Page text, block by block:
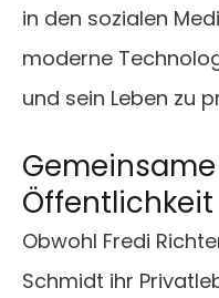
in den sozialen
moderne
und sein Leben zu
Öffentlichkeit
Obwohl Fredi
Schmidt ihr